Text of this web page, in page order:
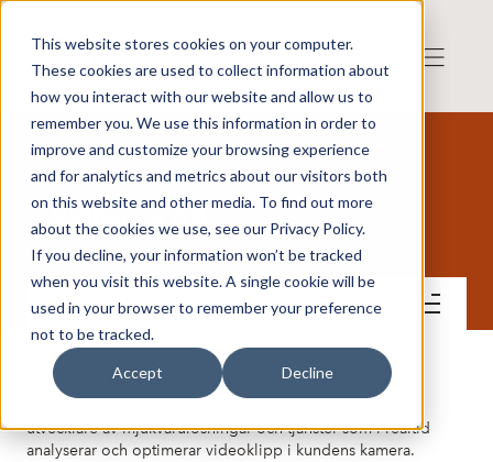
This website stores cookies on your computer.
These cookies are used to collect information about
how you interact with our website and allow us to
remember you. We use this information in order to
improve and customize your browsing experience
and for analytics and metrics about our visitors both
on this website and other media. To find out more
about the cookies we use, see our Privacy Policy.
If you decline, your information won’t be tracked
when you visit this website. A single cookie will be
used in your browser to remember your preference
not to be tracked.
Accept Decline
Vidhance AB
Lär känna bolaget
utvecklare av mjukvarulösningar och tjänster som i realtid
analyserar och optimerar videoklipp i kundens kamera.